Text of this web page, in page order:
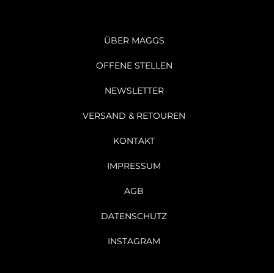
ÜBER MAGGS
OFFENE STELLEN
NEWSLETTER
VERSAND & RETOUREN
KONTAKT
IMPRESSUM
AGB
DATENSCHUTZ
INSTAGRAM